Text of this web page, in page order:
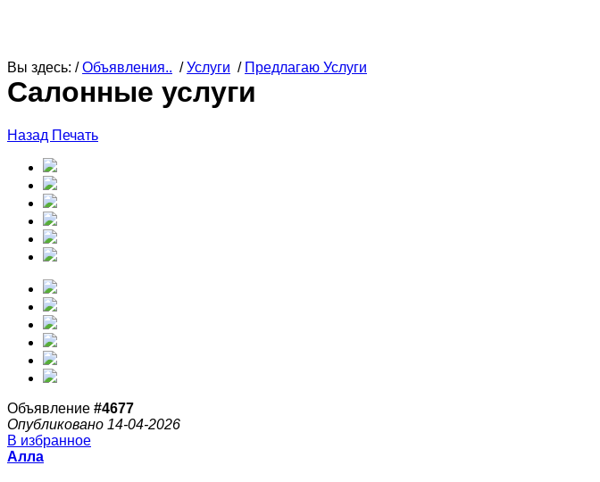
Вы здесь: /Объявления.. /Услуги / Предлагаю Услуги
Салонные услуги
Назад Печать
Объявление #4677
Опубликовано 14-04-2026
В избранное
Алла